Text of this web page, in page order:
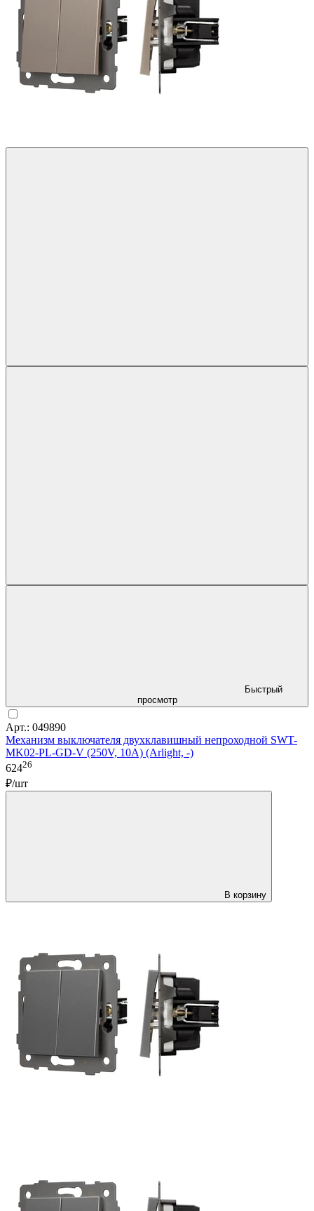
Быстрый
просмотр
Арт.: 049890
Механизм выключателя двухклавишный непроходной SWT-
MK02-PL-GD-V (250V, 10A) (Arlight, -)
62426
₽/шт
В корзину